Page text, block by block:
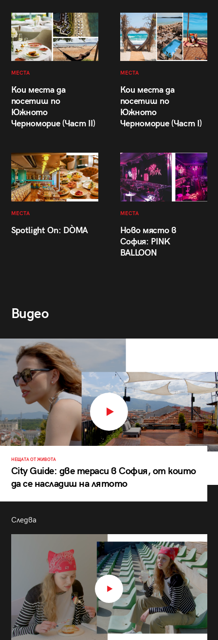
МЕСТА
Кои места да
посетиш по
Южното
Черноморие (Част II)
МЕСТА
Кои места да
посетиш по
Южното
Черноморие (Част I)
МЕСТА
Spotlight On: DÒMA
МЕСТА
Ново място в
София: PINK
BALLOON
Видео
НЕЩАТА ОТ ЖИВОТА
City Guide: две тераси в София, от които
да се насладиш на лятото
Следва